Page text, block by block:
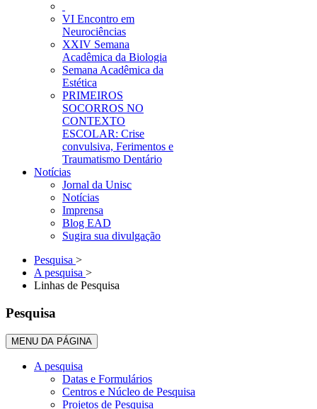
VI Encontro em
Neurociências
XXIV Semana
Acadêmica da Biologia
Semana Acadêmica da
Estética
PRIMEIROS
SOCORROS NO
CONTEXTO
ESCOLAR: Crise
convulsiva, Ferimentos e
Traumatismo Dentário
Notícias
Jornal da Unisc
Notícias
Imprensa
Blog EAD
Sugira sua divulgação
Pesquisa >
A pesquisa >
Linhas de Pesquisa
Pesquisa
MENU DA PÁGINA
A pesquisa
Datas e Formulários
Centros e Núcleo de Pesquisa
Projetos de Pesquisa